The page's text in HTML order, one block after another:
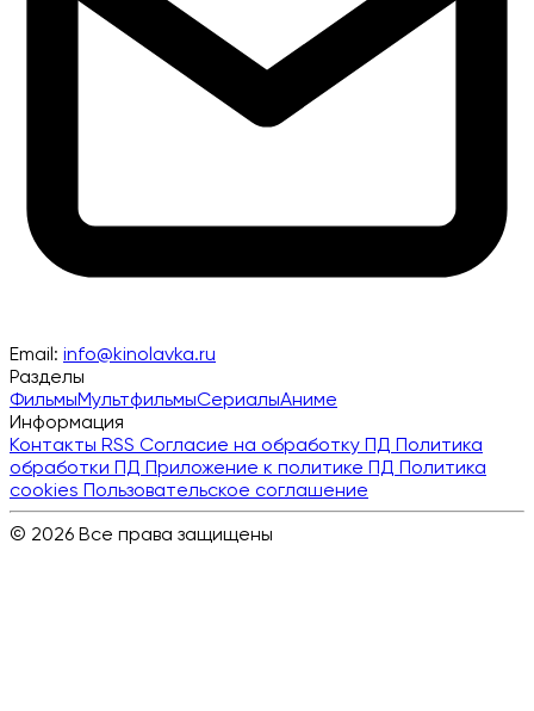
Email: info@kinolavka.ru
Разделы
ФильмыМультфильмыСериалыАниме
Информация
Контакты RSS Согласие на обработку ПД Политика
обработки ПД Приложение к политике ПД Политика
cookies Пользовательское соглашение
© 2026 Все права защищены